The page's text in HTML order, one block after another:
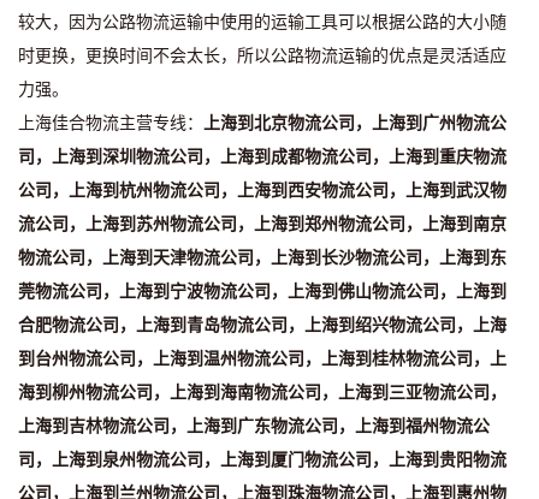
较大，因为公路物流运输中使用的运输工具可以根据公路的大小随
时更换，更换时间不会太长，所以公路物流运输的优点是灵活适应
力强。
上海佳合物流主营专线： 上海到北京物流公司，上海到广州物流公
司，上海到深圳物流公司，上海到成都物流公司，上海到重庆物流
公司，上海到杭州物流公司，上海到西安物流公司，上海到武汉物
流公司，上海到苏州物流公司，上海到郑州物流公司，上海到南京
物流公司，上海到天津物流公司，上海到长沙物流公司，上海到东
莞物流公司，上海到宁波物流公司，上海到佛山物流公司，上海到
合肥物流公司，上海到青岛物流公司，上海到绍兴物流公司，上海
到台州物流公司，上海到温州物流公司，上海到桂林物流公司，上
海到柳州物流公司，上海到海南物流公司，上海到三亚物流公司，
上海到吉林物流公司，上海到广东物流公司，上海到福州物流公
司，上海到泉州物流公司，上海到厦门物流公司，上海到贵阳物流
公司，上海到兰州物流公司，上海到珠海物流公司，上海到惠州物